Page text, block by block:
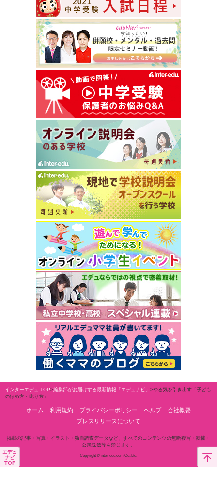
インターエデュ TOP 編集部がお届けする最新情報「エデュナビ」
やる気を引き出す「子ども
のほめ方・叱り方」
ホーム 利用規約 プライバシーポリシー ヘルプ
会社概要
プレスリリースについて
掲載の記事・写真・イラスト・独自調査データなど、すべてのコンテンツの無断複写・転載・
公衆送信等を禁じます。
Copyright © inter-edu.com Co.,Ltd.
エデュ
ナビ
TOP